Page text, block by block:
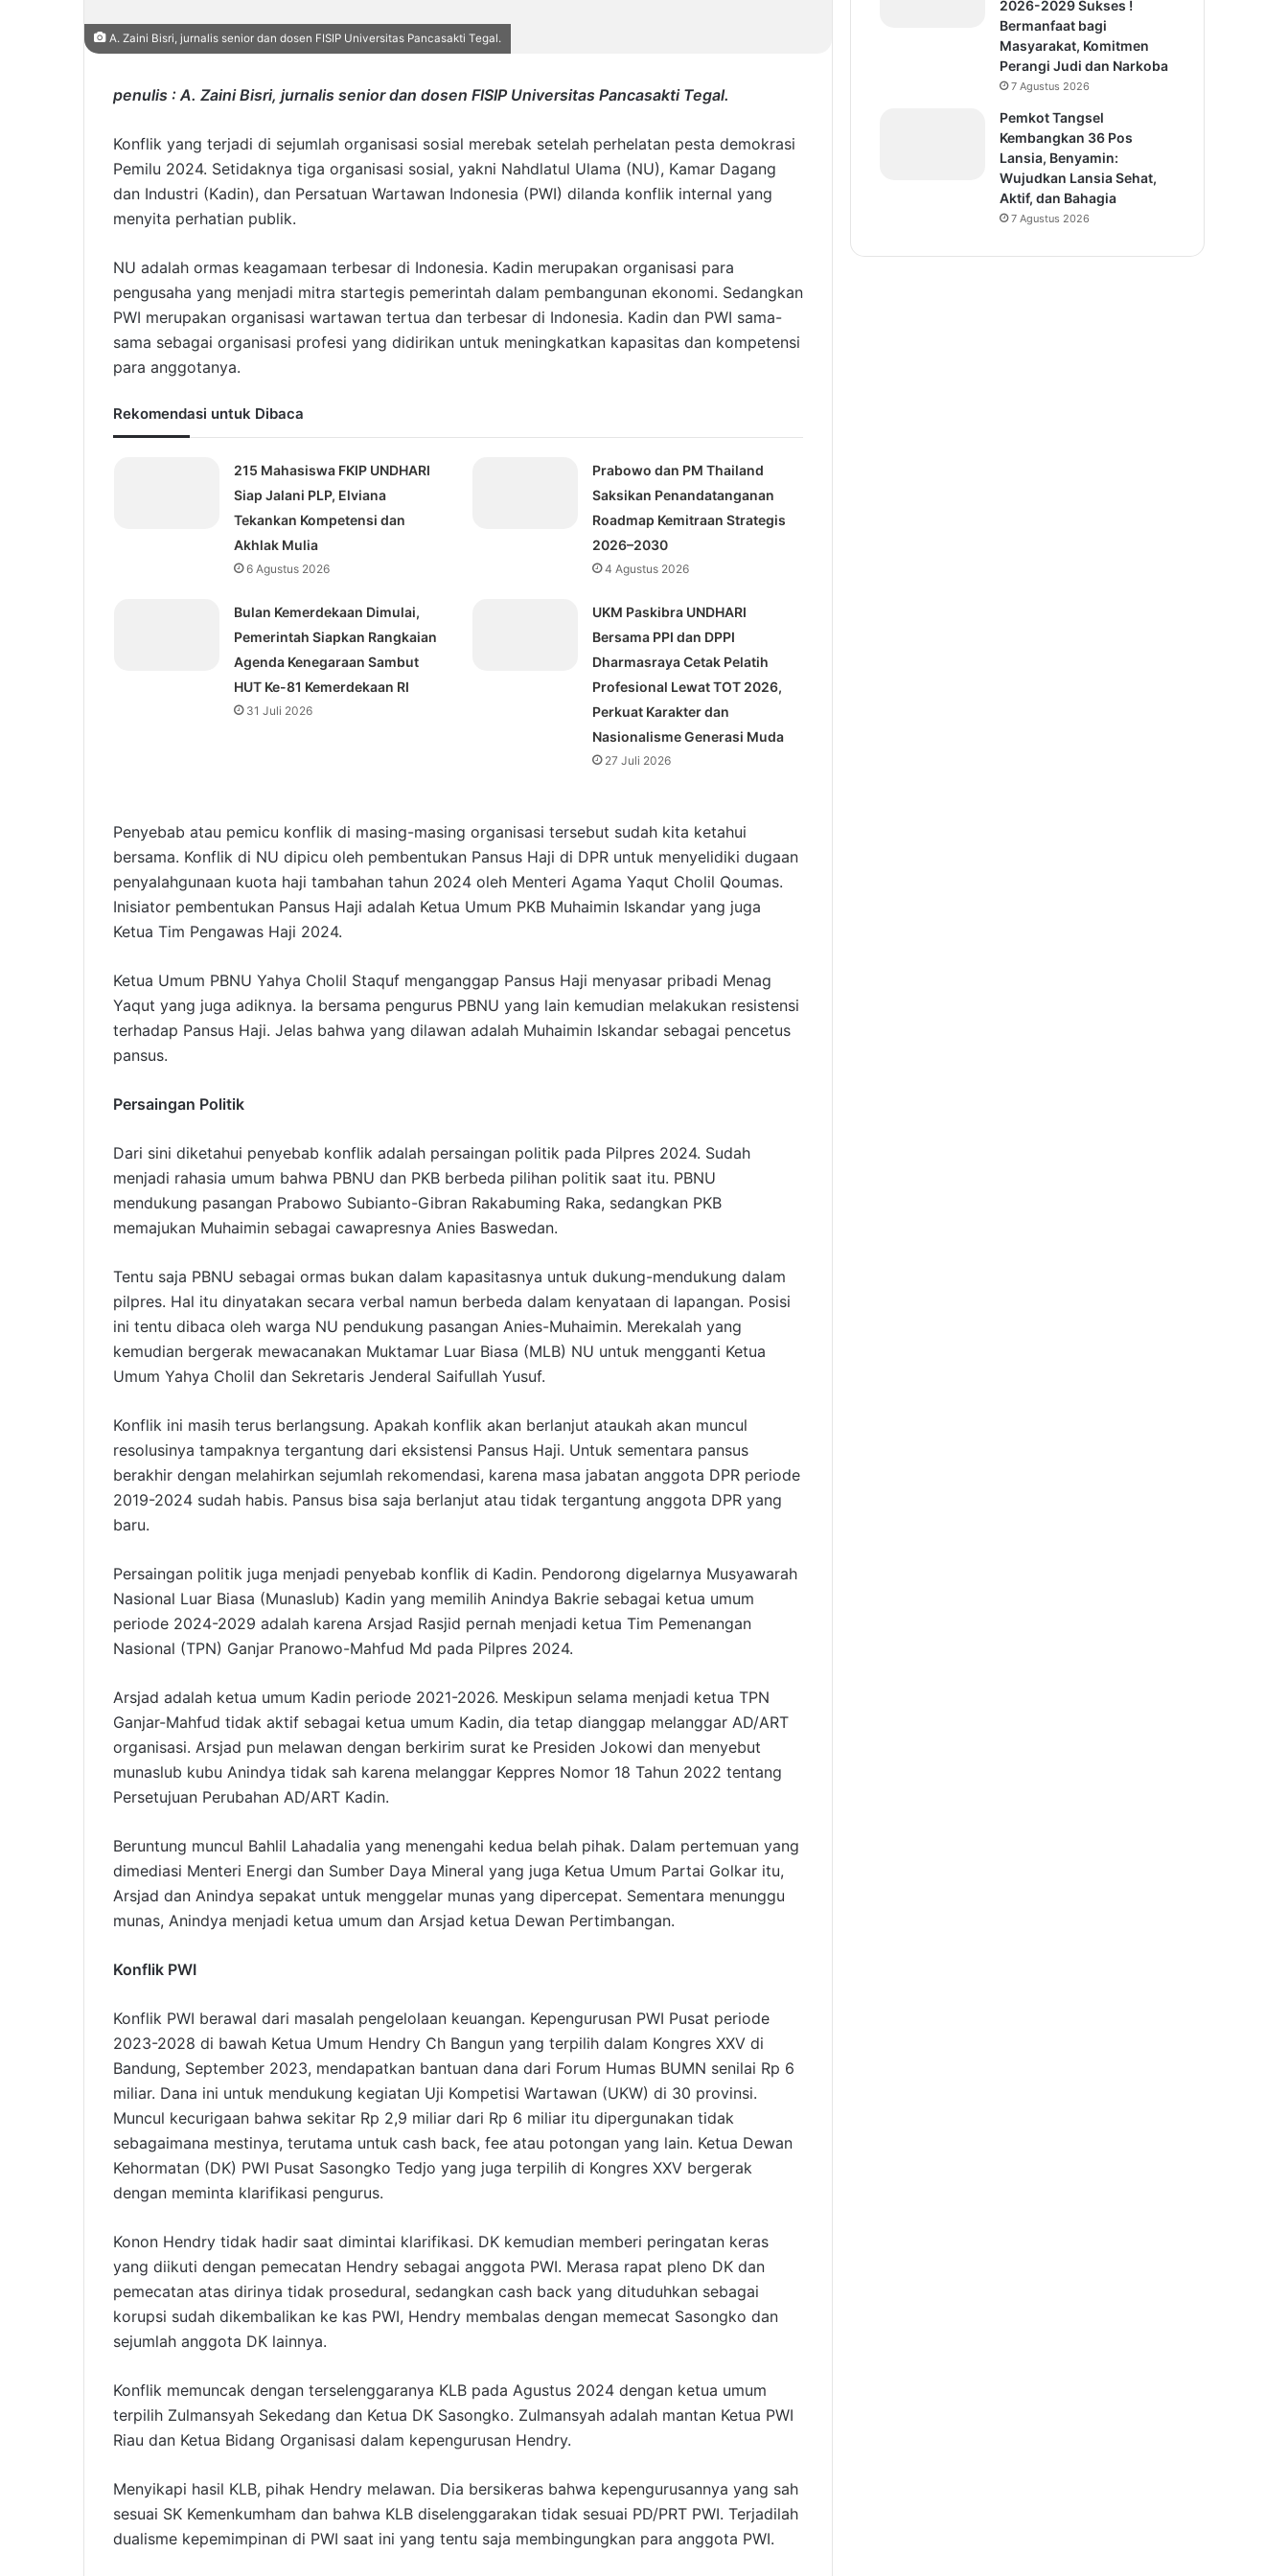
A. Zaini Bisri, jurnalis senior dan dosen FISIP Universitas Pancasakti Tegal.
penulis : A. Zaini Bisri, jurnalis senior dan dosen FISIP Universitas Pancasakti Tegal.
Konflik yang terjadi di sejumlah organisasi sosial merebak setelah perhelatan pesta demokrasi
Pemilu 2024. Setidaknya tiga organisasi sosial, yakni Nahdlatul Ulama (NU), Kamar Dagang
dan Industri (Kadin), dan Persatuan Wartawan Indonesia (PWI) dilanda konflik internal yang
menyita perhatian publik.
NU adalah ormas keagamaan terbesar di Indonesia. Kadin merupakan organisasi para
pengusaha yang menjadi mitra startegis pemerintah dalam pembangunan ekonomi. Sedangkan
PWI merupakan organisasi wartawan tertua dan terbesar di Indonesia. Kadin dan PWI sama-
sama sebagai organisasi profesi yang didirikan untuk meningkatkan kapasitas dan kompetensi
para anggotanya.
Rekomendasi untuk Dibaca
215 Mahasiswa FKIP UNDHARI
Siap Jalani PLP, Elviana
Tekankan Kompetensi dan
Akhlak Mulia
6 Agustus 2026
Prabowo dan PM Thailand
Saksikan Penandatanganan
Roadmap Kemitraan Strategis
2026–2030
4 Agustus 2026
Bulan Kemerdekaan Dimulai,
Pemerintah Siapkan Rangkaian
Agenda Kenegaraan Sambut
HUT Ke-81 Kemerdekaan RI
31 Juli 2026
UKM Paskibra UNDHARI
Bersama PPI dan DPPI
Dharmasraya Cetak Pelatih
Profesional Lewat TOT 2026,
Perkuat Karakter dan
Nasionalisme Generasi Muda
27 Juli 2026
Penyebab atau pemicu konflik di masing-masing organisasi tersebut sudah kita ketahui
bersama. Konflik di NU dipicu oleh pembentukan Pansus Haji di DPR untuk menyelidiki dugaan
penyalahgunaan kuota haji tambahan tahun 2024 oleh Menteri Agama Yaqut Cholil Qoumas.
Inisiator pembentukan Pansus Haji adalah Ketua Umum PKB Muhaimin Iskandar yang juga
Ketua Tim Pengawas Haji 2024.
Ketua Umum PBNU Yahya Cholil Staquf menganggap Pansus Haji menyasar pribadi Menag
Yaqut yang juga adiknya. Ia bersama pengurus PBNU yang lain kemudian melakukan resistensi
terhadap Pansus Haji. Jelas bahwa yang dilawan adalah Muhaimin Iskandar sebagai pencetus
pansus.
Persaingan Politik
Dari sini diketahui penyebab konflik adalah persaingan politik pada Pilpres 2024. Sudah
menjadi rahasia umum bahwa PBNU dan PKB berbeda pilihan politik saat itu. PBNU
mendukung pasangan Prabowo Subianto-Gibran Rakabuming Raka, sedangkan PKB
memajukan Muhaimin sebagai cawapresnya Anies Baswedan.
Tentu saja PBNU sebagai ormas bukan dalam kapasitasnya untuk dukung-mendukung dalam
pilpres. Hal itu dinyatakan secara verbal namun berbeda dalam kenyataan di lapangan. Posisi
ini tentu dibaca oleh warga NU pendukung pasangan Anies-Muhaimin. Merekalah yang
kemudian bergerak mewacanakan Muktamar Luar Biasa (MLB) NU untuk mengganti Ketua
Umum Yahya Cholil dan Sekretaris Jenderal Saifullah Yusuf.
Konflik ini masih terus berlangsung. Apakah konflik akan berlanjut ataukah akan muncul
resolusinya tampaknya tergantung dari eksistensi Pansus Haji. Untuk sementara pansus
berakhir dengan melahirkan sejumlah rekomendasi, karena masa jabatan anggota DPR periode
2019-2024 sudah habis. Pansus bisa saja berlanjut atau tidak tergantung anggota DPR yang
baru.
Persaingan politik juga menjadi penyebab konflik di Kadin. Pendorong digelarnya Musyawarah
Nasional Luar Biasa (Munaslub) Kadin yang memilih Anindya Bakrie sebagai ketua umum
periode 2024-2029 adalah karena Arsjad Rasjid pernah menjadi ketua Tim Pemenangan
Nasional (TPN) Ganjar Pranowo-Mahfud Md pada Pilpres 2024.
Arsjad adalah ketua umum Kadin periode 2021-2026. Meskipun selama menjadi ketua TPN
Ganjar-Mahfud tidak aktif sebagai ketua umum Kadin, dia tetap dianggap melanggar AD/ART
organisasi. Arsjad pun melawan dengan berkirim surat ke Presiden Jokowi dan menyebut
munaslub kubu Anindya tidak sah karena melanggar Keppres Nomor 18 Tahun 2022 tentang
Persetujuan Perubahan AD/ART Kadin.
Beruntung muncul Bahlil Lahadalia yang menengahi kedua belah pihak. Dalam pertemuan yang
dimediasi Menteri Energi dan Sumber Daya Mineral yang juga Ketua Umum Partai Golkar itu,
Arsjad dan Anindya sepakat untuk menggelar munas yang dipercepat. Sementara menunggu
munas, Anindya menjadi ketua umum dan Arsjad ketua Dewan Pertimbangan.
Konflik PWI
Konflik PWI berawal dari masalah pengelolaan keuangan. Kepengurusan PWI Pusat periode
2023-2028 di bawah Ketua Umum Hendry Ch Bangun yang terpilih dalam Kongres XXV di
Bandung, September 2023, mendapatkan bantuan dana dari Forum Humas BUMN senilai Rp 6
miliar. Dana ini untuk mendukung kegiatan Uji Kompetisi Wartawan (UKW) di 30 provinsi.
Muncul kecurigaan bahwa sekitar Rp 2,9 miliar dari Rp 6 miliar itu dipergunakan tidak
sebagaimana mestinya, terutama untuk cash back, fee atau potongan yang lain. Ketua Dewan
Kehormatan (DK) PWI Pusat Sasongko Tedjo yang juga terpilih di Kongres XXV bergerak
dengan meminta klarifikasi pengurus.
Konon Hendry tidak hadir saat dimintai klarifikasi. DK kemudian memberi peringatan keras
yang diikuti dengan pemecatan Hendry sebagai anggota PWI. Merasa rapat pleno DK dan
pemecatan atas dirinya tidak prosedural, sedangkan cash back yang dituduhkan sebagai
korupsi sudah dikembalikan ke kas PWI, Hendry membalas dengan memecat Sasongko dan
sejumlah anggota DK lainnya.
Konflik memuncak dengan terselenggaranya KLB pada Agustus 2024 dengan ketua umum
terpilih Zulmansyah Sekedang dan Ketua DK Sasongko. Zulmansyah adalah mantan Ketua PWI
Riau dan Ketua Bidang Organisasi dalam kepengurusan Hendry.
Menyikapi hasil KLB, pihak Hendry melawan. Dia bersikeras bahwa kepengurusannya yang sah
sesuai SK Kemenkumham dan bahwa KLB diselenggarakan tidak sesuai PD/PRT PWI. Terjadilah
dualisme kepemimpinan di PWI saat ini yang tentu saja membingungkan para anggota PWI.
2026-2029 Sukses !
Bermanfaat bagi
Masyarakat, Komitmen
Perangi Judi dan Narkoba
7 Agustus 2026
Pemkot Tangsel
Kembangkan 36 Pos
Lansia, Benyamin:
Wujudkan Lansia Sehat,
Aktif, dan Bahagia
7 Agustus 2026